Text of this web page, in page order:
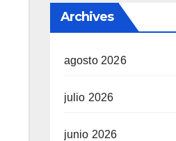
Archives
agosto 2026
julio 2026
junio 2026